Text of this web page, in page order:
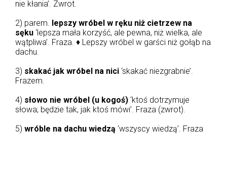
nie kłania’. Zwrot.
2) parem. lepszy wróbel w ręku niż cietrzew na
sęku ‘lepsza mała korzyść, ale pewna, niż wielka, ale
wątpliwa’. Fraza. ♦ Lepszy wróbel w garści niż gołąb na
dachu.
3) skakać jak wróbel na nici ‘skakać niezgrabnie’.
Frazem.
4) słowo nie wróbel (u kogoś) ‘ktoś dotrzymuje
słowa; będzie tak, jak ktoś mówi’. Fraza (zwrot).
5)wróble na dachu wiedzą ‘wszyscy wiedzą’. Fraza